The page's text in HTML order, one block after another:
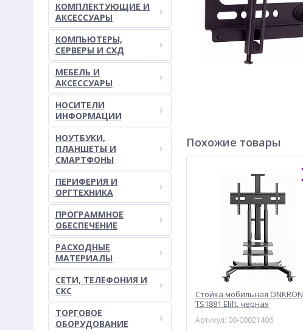
КОМПЛЕКТУЮЩИЕ И
АКСЕССУАРЫ
КОМПЬЮТЕРЫ,
СЕРВЕРЫ И СХД
МЕБЕЛЬ И
АКСЕССУАРЫ
НОСИТЕЛИ
ИНФОРМАЦИИ
НОУТБУКИ,
ПЛАНШЕТЫ И
СМАРТФОНЫ
ПЕРИФЕРИЯ И
ОРГТЕХНИКА
ПРОГРАММНОЕ
ОБЕСПЕЧЕНИЕ
РАСХОДНЫЕ
МАТЕРИАЛЫ
СЕТИ, ТЕЛЕФОНИЯ И
СКС
ТОРГОВОЕ
ОБОРУДОВАНИЕ
Похожие товары
Стойка мобильная ONKRON
TS1881 Elift, черная
Артикул: 00-00021406